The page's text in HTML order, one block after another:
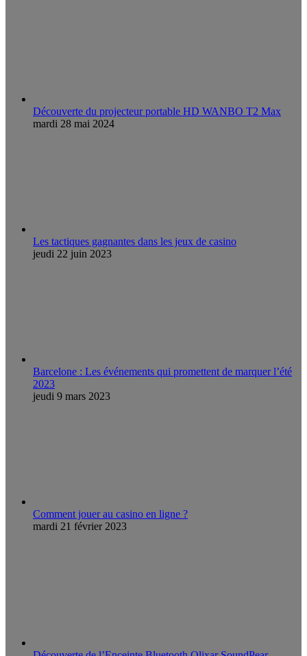
Découverte du projecteur portable HD WANBO T2 Max
mardi 28 mai 2024
Les tactiques gagnantes dans les jeux de casino
jeudi 22 juin 2023
Barcelone : Les événements qui promettent de marquer l’été
2023
jeudi 9 mars 2023
Comment jouer au casino en ligne ?
mardi 21 février 2023